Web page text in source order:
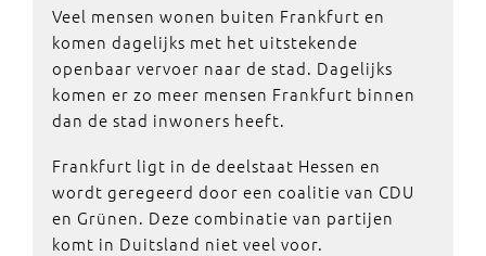
Veel mensen wonen buiten Frankfurt en
komen dagelijks met het uitstekende
openbaar vervoer naar de stad. Dagelijks
komen er zo meer mensen Frankfurt binnen
dan de stad inwoners heeft.
Frankfurt ligt in de deelstaat Hessen en
wordt geregeerd door een coalitie van CDU
en Grünen. Deze combinatie van partijen
komt in Duitsland niet veel voor.